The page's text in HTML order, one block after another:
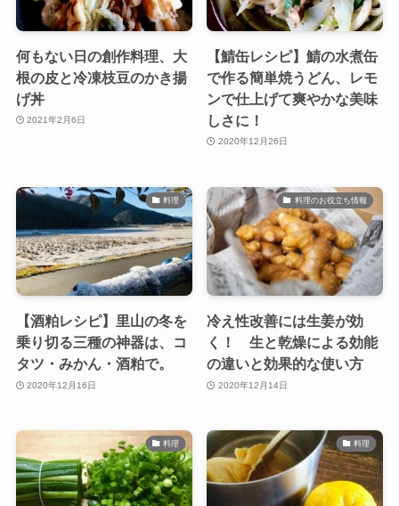
何もない日の創作料理、大
根の皮と冷凍枝豆のかき揚
げ丼
2021年2月6日
【鯖缶レシピ】鯖の水煮缶
で作る簡単焼うどん、レモ
ンで仕上げて爽やかな美味
しさに！
2020年12月26日
料理
【酒粕レシピ】里山の冬を
乗り切る三種の神器は、コ
タツ・みかん・酒粕で。
2020年12月16日
料理のお役立ち情報
冷え性改善には生姜が効
く！ 生と乾燥による効能
の違いと効果的な使い方
2020年12月14日
料理 料理